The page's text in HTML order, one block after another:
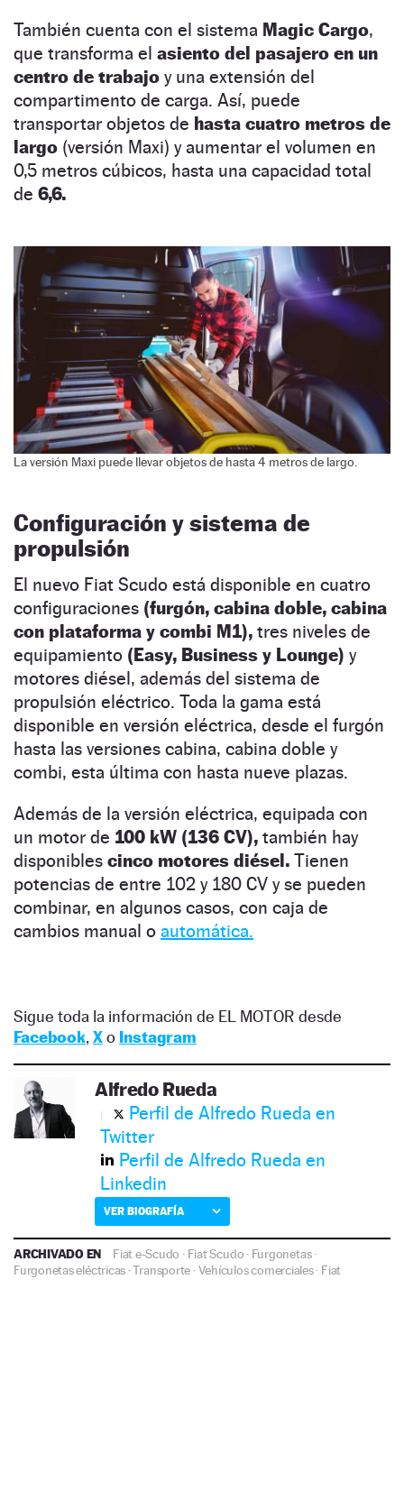
También cuenta con el sistema Magic Cargo,
que transforma el asiento del pasajero en un
centro de trabajo y una extensión del
compartimento de carga. Así, puede
transportar objetos de hasta cuatro metros de
largo (versión Maxi) y aumentar el volumen en
0,5 metros cúbicos, hasta una capacidad total
de 6,6.
La versión Maxi puede llevar objetos de hasta 4 metros de largo.
Configuración y sistema de
propulsión
El nuevo Fiat Scudo está disponible en cuatro
configuraciones (furgón, cabina doble, cabina
con plataforma y combi M1), tres niveles de
equipamiento (Easy, Business y Lounge) y
motores diésel, además del sistema de
propulsión eléctrico. Toda la gama está
disponible en versión eléctrica, desde el furgón
hasta las versiones cabina, cabina doble y
combi, esta última con hasta nueve plazas.
Además de la versión eléctrica, equipada con
un motor de 100 kW (136 CV), también hay
disponibles cinco motores diésel. Tienen
potencias de entre 102 y 180 CV y se pueden
combinar, en algunos casos, con caja de
cambios manual o automática.
Sigue toda la información de EL MOTOR desde
Facebook, Xo Instagram
Alfredo Rueda
Perfil de Alfredo Rueda en
Twitter
Perfil de Alfredo Rueda en
Linkedin
VER BIOGRAFÍA
ARCHIVADO EN Fiat e-Scudo · Fiat Scudo · Furgonetas·
Furgonetas eléctricas ·Transporte ·Vehículos comerciales· Fiat